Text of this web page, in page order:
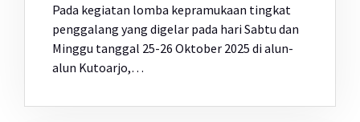
Pada kegiatan lomba kepramukaan tingkat
penggalang yang digelar pada hari Sabtu dan
Minggu tanggal 25-26 Oktober 2025 di alun-
alun Kutoarjo,…